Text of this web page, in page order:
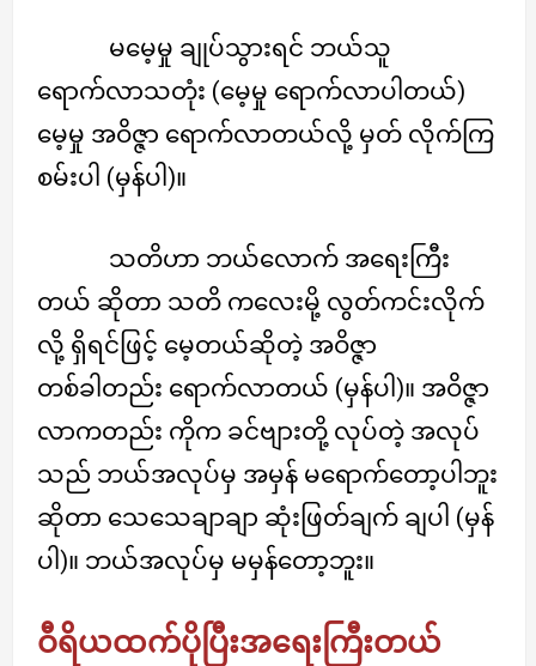
မမေ့မှု ချုပ်သွားရင် ဘယ်သူ
ရောက်လာသတုံး (မေ့မှု ရောက်လာပါတယ်)
မေ့မှု အဝိဇ္ဇာ ရောက်လာတယ်လို့ မှတ် လိုက်ကြ
စမ်းပါ (မှန်ပါ)။
သတိဟာ ဘယ်လောက် အရေးကြီး
တယ် ဆိုတာ သတိ ကလေးမို့ လွတ်ကင်းလိုက်
လို့ ရှိရင်ဖြင့် မေ့တယ်ဆိုတဲ့ အဝိဇ္ဇာ
တစ်ခါတည်း ရောက်လာတယ် (မှန်ပါ)။ အဝိဇ္ဇာ
လာကတည်း ကိုက ခင်ဗျားတို့ လုပ်တဲ့ အလုပ်
သည် ဘယ်အလုပ်မှ အမှန် မရောက်တော့ပါဘူး
ဆိုတာ သေသေချာချာ ဆုံးဖြတ်ချက် ချပါ (မှန်
ပါ)။ ဘယ်အလုပ်မှ မမှန်တော့ဘူး။
ဝီရိယထက်ပိုပြီးအရေးကြီးတယ်